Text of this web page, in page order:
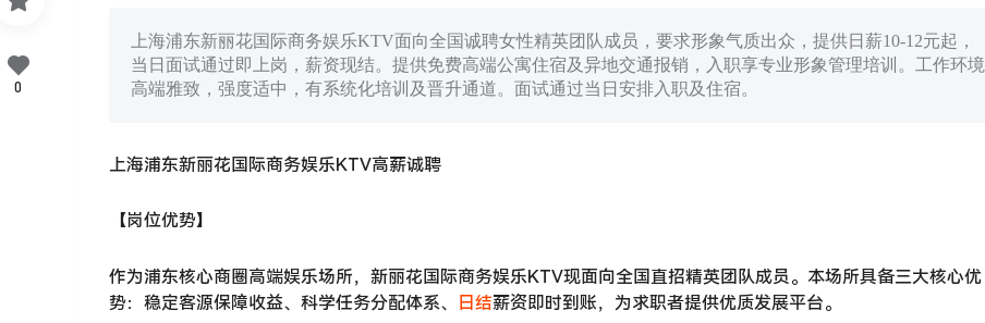
上海浦东新丽花国际商务娱乐KTV面向全国诚聘女性精英团队成员，要求形象气质出众，提供日薪10-12元起，
当日面试通过即上岗，薪资现结。提供免费高端公寓住宿及异地交通报销，入职享专业形象管理培训。工作环境
高端雅致，强度适中，有系统化培训及晋升通道。面试通过当日安排入职及住宿。
上海浦东新丽花国际商务娱乐KTV高薪诚聘
【岗位优势】
作为浦东核心商圈高端娱乐场所，新丽花国际商务娱乐KTV现面向全国直招精英团队成员。本场所具备三大核心优
势：稳定客源保障收益、科学任务分配体系、
日结薪资即时到账，为求职者提供优质发展平台。
0